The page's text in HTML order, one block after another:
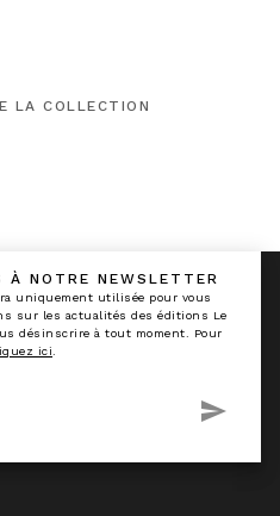
LA COLLECTION
À NOTRE NEWSLETTER
uniquement utilisée pour vous
sur les actualités des éditions Le
désinscrire à tout moment. Pour
ici.
send